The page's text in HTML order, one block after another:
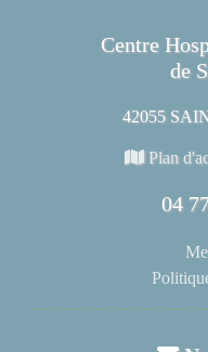
Centre
de
42055
Plan
04